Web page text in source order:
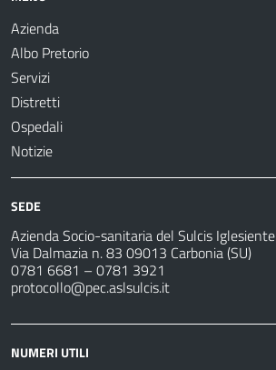
Azienda
Albo Pretorio
Servizi
Distretti
Ospedali
Notizie
SEDE
Azienda Socio-sanitaria del Sulcis Iglesiente
Via Dalmazia n. 83 09013 Carbonia (SU)
0781 6681 – 0781 3921
protocollo@pec.aslsulcis.it
NUMERI UTILI